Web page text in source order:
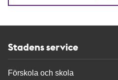
Stadens service
Förskola och skola